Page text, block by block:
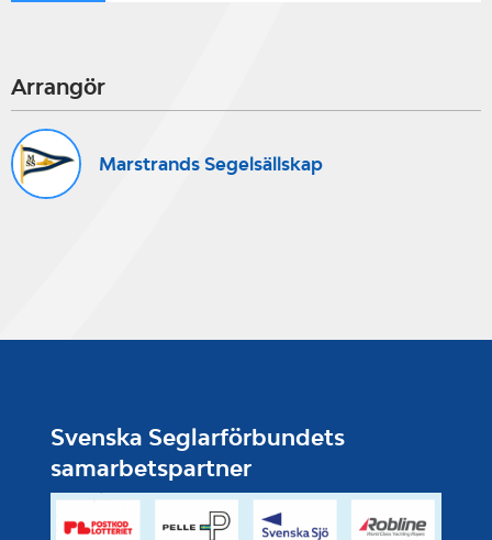
Arrangör
Marstrands Segelsällskap
Svenska Seglarförbundets
samarbetspartner